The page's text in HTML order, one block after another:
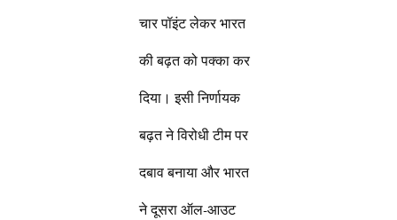
चार पॉइंट लेकर भारत
की बढ़त को पक्का कर
दिया। इसी निर्णायक
बढ़त ने विरोधी टीम पर
दबाव बनाया और भारत
ने दूसरा ऑल-आउट